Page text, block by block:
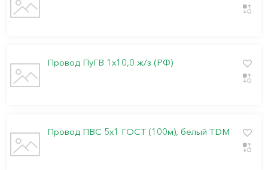
Провод ПуГВ 1х10,0 ж/з (РФ)
Провод ПВС 5х1 ГОСТ (100м), белый TDM